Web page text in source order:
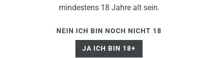
mindestens 18 Jahre alt sein.
NEIN ICH BIN NOCH NICHT 18
JA ICH BIN 18+